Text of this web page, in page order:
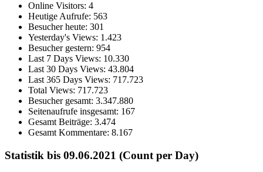
Online Visitors: 4
Heutige Aufrufe: 563
Besucher heute: 301
Yesterday's Views: 1.423
Besucher gestern: 954
Last 7 Days Views: 10.330
Last 30 Days Views: 43.804
Last 365 Days Views: 717.723
Total Views: 717.723
Besucher gesamt: 3.347.880
Seitenaufrufe insgesamt: 167
Gesamt Beiträge: 3.474
Gesamt Kommentare: 8.167
Statistik bis 09.06.2021 (Count per Day)